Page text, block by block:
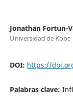
Jonathan Fortun-
Universidad de Kobe
DOI: https://
Palabras clave: